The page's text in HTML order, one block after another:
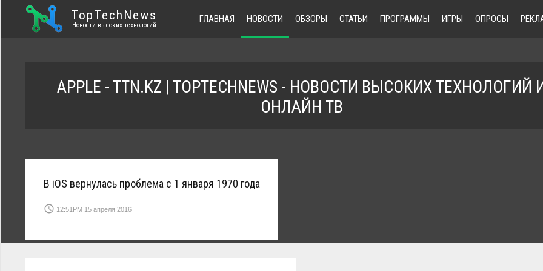
TopTechNews
Новости высоких технологий
ГЛАВНАЯ НОВОСТИ ОБЗОРЫ СТАТЬИ ПРОГРАММЫ ИГРЫ ОПРОСЫ
APPLE - TTN.KZ | TOPTECHNEWS - НОВОСТИ ВЫСОКИХ ТЕХНОЛОГИЙ
ОНЛАЙН ТВ
В iOS вернулась проблема с 1 января 1970 года
access_time 12:51PM 15 апреля 2016